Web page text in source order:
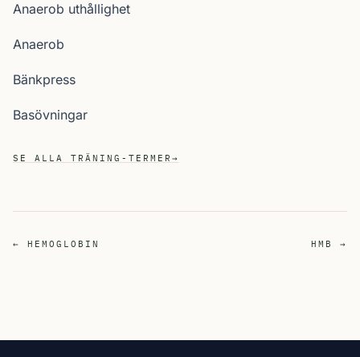
Anaerob uthållighet
Anaerob
Bänkpress
Basövningar
SE ALLA TRÄNING-TERMER →
← HEMOGLOBIN HMB →